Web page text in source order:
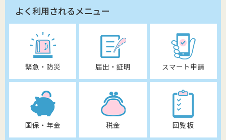
よく利用されるメニュー
緊急・防災 届出・証明 スマート申請
国保・年金 税金 回覧板